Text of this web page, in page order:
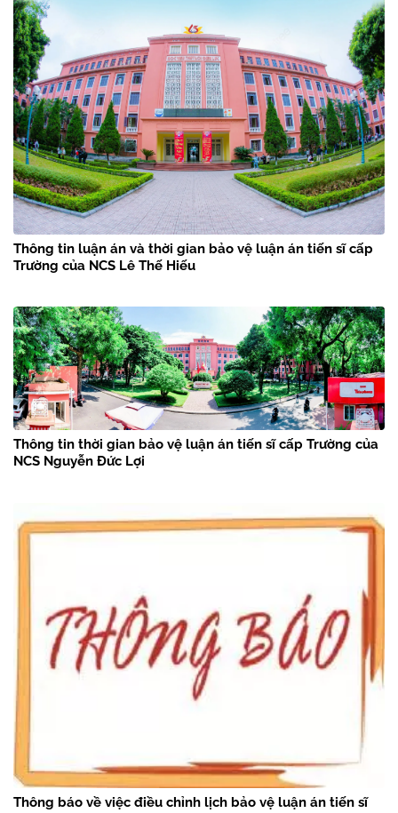
Thông tin luận án và thời gian bảo vệ luận án tiến sĩ cấp
Trường của NCS Lê Thế Hiếu
Thông tin thời gian bảo vệ luận án tiến sĩ cấp Trường của
NCS Nguyễn Đức Lợi
Thông báo về việc điều chỉnh lịch bảo vệ luận án tiến sĩ